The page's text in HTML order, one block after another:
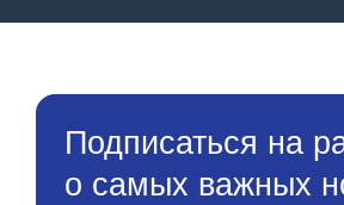
Подписаться на
о самых важных